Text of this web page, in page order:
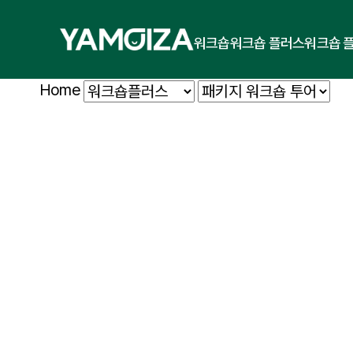
워크숍워크숍 플러스워크숍
Home